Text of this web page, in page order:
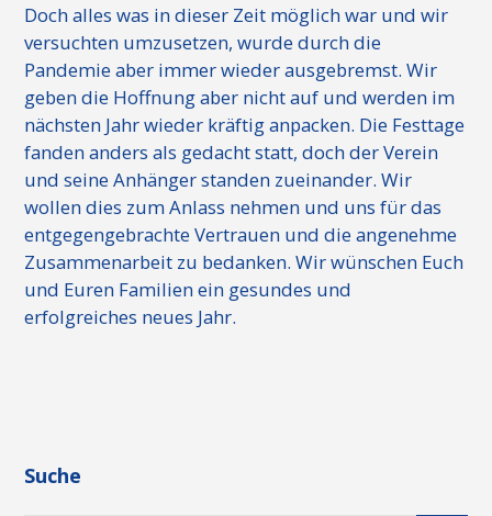
Doch alles was in dieser Zeit möglich war und wir
versuchten umzusetzen, wurde durch die
Pandemie aber immer wieder ausgebremst. Wir
geben die Hoffnung aber nicht auf und werden im
nächsten Jahr wieder kräftig anpacken. Die Festtage
fanden anders als gedacht statt, doch der Verein
und seine Anhänger standen zueinander. Wir
wollen dies zum Anlass nehmen und uns für das
entgegengebrachte Vertrauen und die angenehme
Zusammenarbeit zu bedanken. Wir wünschen Euch
und Euren Familien ein gesundes und
erfolgreiches neues Jahr.
Suche